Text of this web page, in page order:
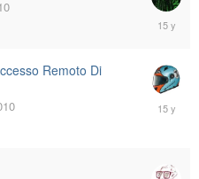
21,
Remoto Di
11,